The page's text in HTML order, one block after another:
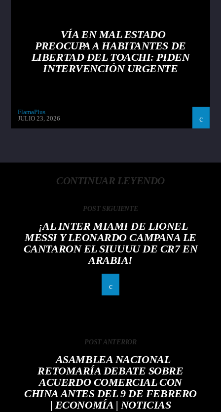
VÍA EN MAL ESTADO
PREOCUPA A HABITANTES DE
LIBERTAD DEL TOACHI: PIDEN
INTERVENCIÓN URGENTE
FlamaPlus
JULIO 23, 2026
CONTINUAR LEYENDO
POST SIGUIENTE
¡AL INTER MIAMI DE LIONEL
MESSI Y LEONARDO CAMPANA LE
CANTARON EL SIUUUU DE CR7 EN
ARABIA!
POST ANTERIOR
ASAMBLEA NACIONAL
RETOMARÍA DEBATE SOBRE
ACUERDO COMERCIAL CON
CHINA ANTES DEL 9 DE FEBRERO
| ECONOMÍA | NOTICIAS